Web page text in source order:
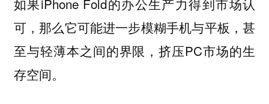
可，那么它可能进一步模糊手机与平板，甚
至与轻薄本之间的界限，挤压PC市场的生
存空间。